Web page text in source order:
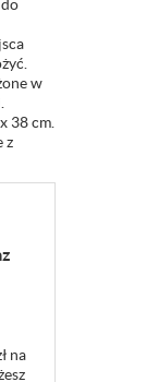
w
38 cm.
z
na